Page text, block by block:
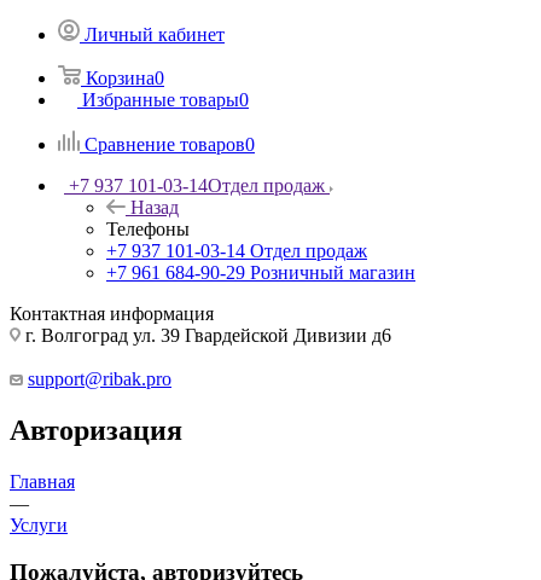
Личный кабинет
Корзина0
Избранные товары0
Сравнение товаров0
+7 937 101-03-14Отдел продаж
Назад
Телефоны
+7 937 101-03-14 Отдел продаж
+7 961 684-90-29 Розничный магазин
Контактная информация
г. Волгоград ул. 39 Гвардейской Дивизии д6
support@ribak.pro
Авторизация
Главная
—
Услуги
Пожалуйста, авторизуйтесь